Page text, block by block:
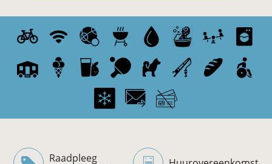
Raadpleeg